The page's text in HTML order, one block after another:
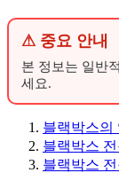
⚠ 중요 안내
본 정보는 일반
세요.
블랙박스의
블랙박스
블랙박스